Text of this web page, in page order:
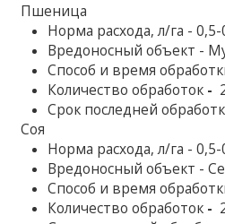
Пшеница
Норма расхода, л/га - 0,5-
Вредоносный объект -
Способ и время
Количество обработок -
Срок последней
Соя
Норма расхода, л/га - 0,5-
Вредоносный объект -
Способ и время
Количество обработок -